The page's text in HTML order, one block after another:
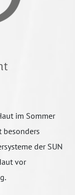
im Sommer
besonders
der SUN
vor